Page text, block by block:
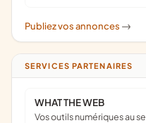
Publiez vos annonces ->
SERVICES PARTENAIRES
WHAT THE WEB
Vos outils numériques au service de votre mission : site web,